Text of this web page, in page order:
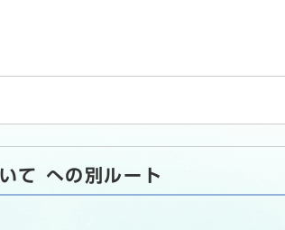
て への別ルート